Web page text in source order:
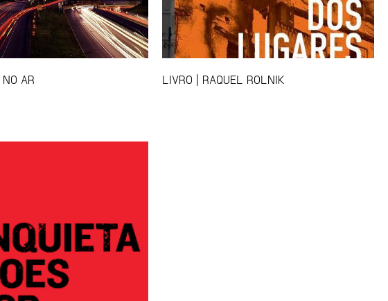
NO AR LIVRO | RAQUEL ROLNIK